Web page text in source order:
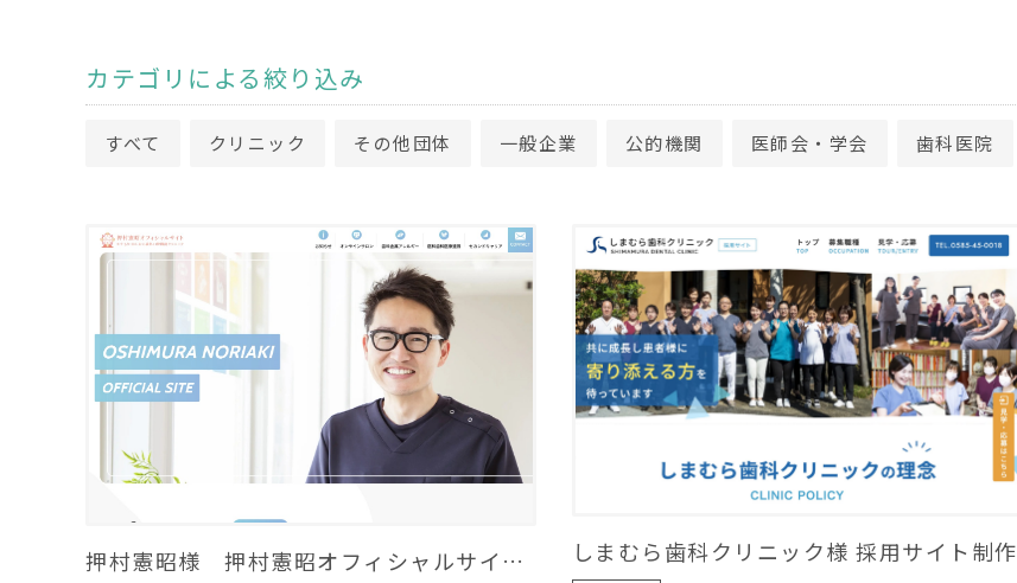
カテゴリによる絞り込み
すべて クリニック その他団体 一般企業 公的機関 医師会・学会 歯科医院
押村憲昭様 押村憲昭オフィシャルサイト制作 しまむら歯科クリニック様 採用サイト制作